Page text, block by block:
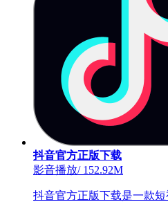
抖音官方正版下载
影音播放/152.92M
抖音官方正版下载是一款